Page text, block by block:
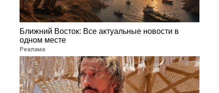
Ближний Восток: Все актуальные новости в
одном месте
Реклама